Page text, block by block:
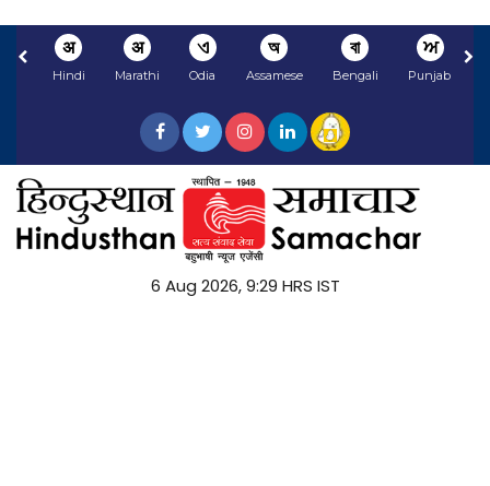
अ
Hindi
अ
Marathi
ଏ
Odia
অ
Assamese
বা
Bengali
ਅ
Punjabi
6 Aug 2026, 9:29 HRS IST